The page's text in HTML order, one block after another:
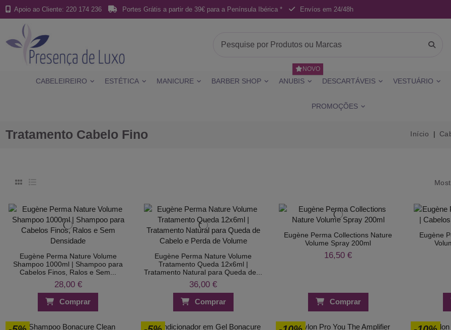
Apoio ao Cliente: 220 174 236 Portes Grátis a partir de 39€ para a Península Ibérica * Envíos em 24/48h
CABELEIREIRO ESTÉTICA MANICURE BARBER SHOP ANUBIS
NOVO
DESCARTÁVEIS VESTUÁRIO
PROMOÇÕES
Tratamento Cabelo Fino Início
Eugène Perma Nature Volume
Shampoo 1000ml | Shampoo para
Cabelos Finos, Ralos e Sem...
28,00 €
Comprar
Eugène Perma Nature Volume
Tratamento Queda 12x6ml |
Tratamento Natural para Queda de...
36,00 €
Comprar
Eugène Perma Collections Nature
Volume Spray 200ml
16,50 €
Comprar
Eugène